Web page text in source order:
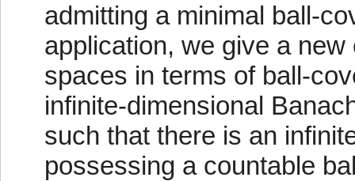
admitting a minimal ball-
application, we give a
spaces in terms of ball-
infinite-dimensional
such that there is an
possessing a countable